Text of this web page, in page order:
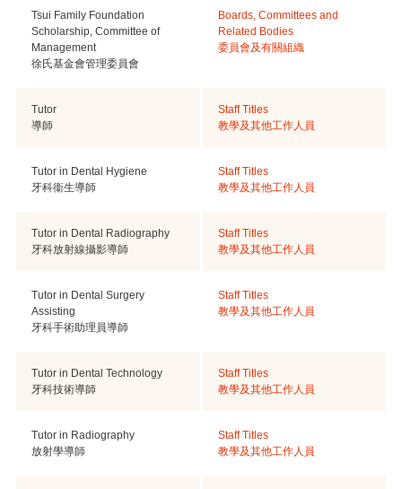
Tsui Family Foundation
Scholarship, Committee of
Management
徐氏基金會管理委員會
Boards, Committees and
Related Bodies
委員會及有關組織
Tutor
導師
Staff Titles
教學及其他工作人員
Tutor in Dental Hygiene
牙科衞生導師
Staff Titles
教學及其他工作人員
Tutor in Dental Radiography
牙科放射線攝影導師
Staff Titles
教學及其他工作人員
Tutor in Dental Surgery
Assisting
牙科手術助理員導師
Staff Titles
教學及其他工作人員
Tutor in Dental Technology
牙科技術導師
Staff Titles
教學及其他工作人員
Tutor in Radiography
放射學導師
Staff Titles
教學及其他工作人員